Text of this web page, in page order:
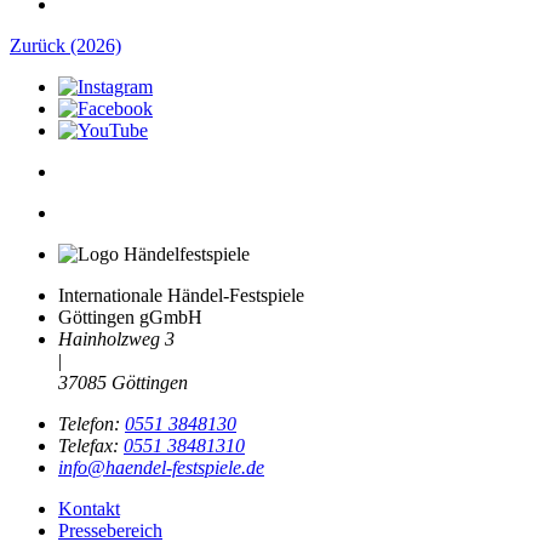
Zurück (2026)
Internationale Händel-Festspiele
Göttingen gGmbH
Hainholzweg 3
|
37085 Göttingen
Telefon: 0551 3848130
Telefax: 0551 38481310
info@haendel-festspiele.de
Kontakt
Pressebereich